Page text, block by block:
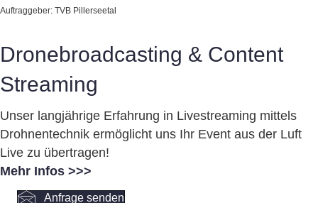
Auftraggeber: TVB Pillerseetal
Dronebroadcasting & Content
Streaming
Unser langjährige Erfahrung in Livestreaming mittels
Drohnentechnik ermöglicht uns Ihr Event aus der Luft
Live zu übertragen!
Mehr Infos >>>
Anfrage senden